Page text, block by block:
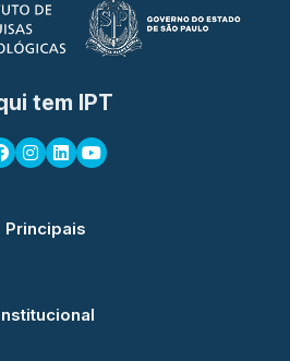
tem IPT
Principais